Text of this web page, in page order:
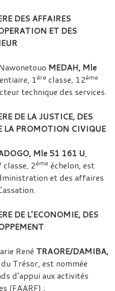
DES AFFAIRES
ET DES
MEDAH, Mle
1ère classe, 12ème
technique des services.
DE LA JUSTICE, DES
LA PROMOTION CIVIQUE
Mle 51 161 U,
classe, 2ème échelon, est
et des affaires
DE L’ECONOMIE, DES
René TRAORE/DAMIBA,
Trésor, est nommée
d’appui aux activités
(FAARF) ;